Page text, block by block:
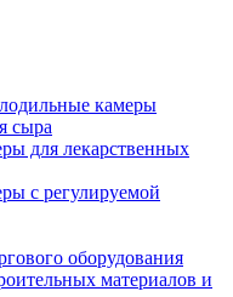
камеры
сыра
для лекарственных
с регулируемой
оборудования
материалов и